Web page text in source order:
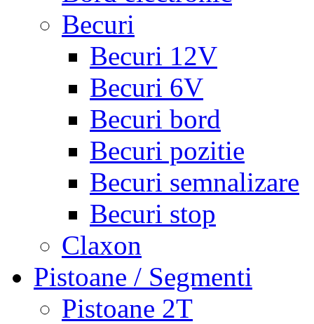
Becuri
Becuri 12V
Becuri 6V
Becuri bord
Becuri pozitie
Becuri semnalizare
Becuri stop
Claxon
Pistoane / Segmenti
Pistoane 2T